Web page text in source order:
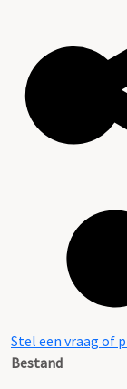
Stel een vraag of
Bestand